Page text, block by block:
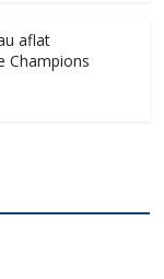
aflat
Champions